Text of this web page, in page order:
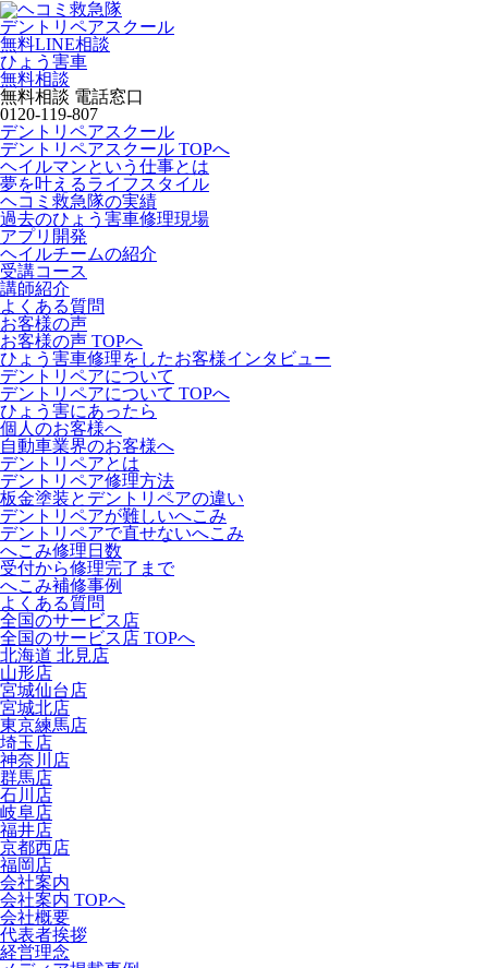
デントリペアスクール
無料LINE相談
ひょう害車
無料相談
無料相談 電話窓口
0120-119-807
デントリペアスクール
デントリペアスクール TOPへ
ヘイルマンという仕事とは
夢を叶えるライフスタイル
ヘコミ救急隊の実績
過去のひょう害車修理現場
アプリ開発
ヘイルチームの紹介
受講コース
講師紹介
よくある質問
お客様の声
お客様の声 TOPへ
ひょう害車修理をしたお客様インタビュー
デントリペアについて
デントリペアについて TOPへ
ひょう害にあったら
個人のお客様へ
自動車業界のお客様へ
デントリペアとは
デントリペア修理方法
板金塗装とデントリペアの違い
デントリペアが難しいへこみ
デントリペアで直せないへこみ
へこみ修理日数
受付から修理完了まで
へこみ補修事例
よくある質問
全国のサービス店
全国のサービス店 TOPへ
北海道 北見店
山形店
宮城仙台店
宮城北店
東京練馬店
埼玉店
神奈川店
群馬店
石川店
岐阜店
福井店
京都西店
福岡店
会社案内
会社案内 TOPへ
会社概要
代表者挨拶
経営理念